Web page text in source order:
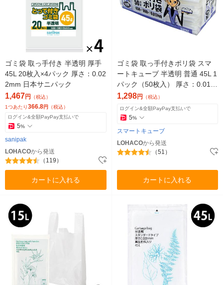
ゴミ袋 取っ手付き 半透明 厚手
45L 20枚入×4パック 厚さ：0.02
2mm 日本サニパック
1,467円 （税込）
1つあたり366.8円 （税込）
ログイン&全額PayPay支払いで
5%
sanipak
LOHACOから発送
（119）
カートに入れる
ゴミ袋 取っ手付きポリ袋 スマ
ートキューブ 半透明 普通 45L 1
パック（50枚入） 厚さ：0.017
mm 日本サニパック
1,298円 （税込）
ログイン&全額PayPay支払いで
5%
スマートキューブ
LOHACOから発送
（51）
カートに入れる